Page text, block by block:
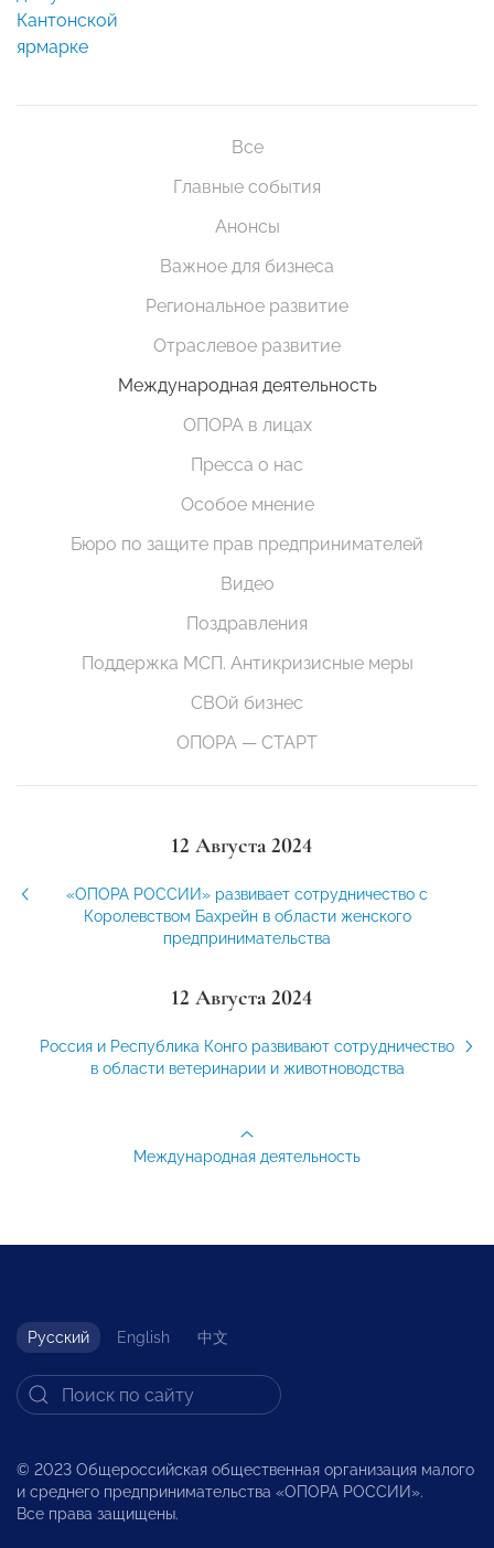
Кантонской
ярмарке
Все
Главные события
Анонсы
Важное для бизнеса
Региональное развитие
Отраслевое развитие
Международная деятельность
ОПОРА в лицах
Пресса о нас
Особое мнение
Бюро по защите прав предпринимателей
Видео
Поздравления
Поддержка МСП. Антикризисные меры
СВОй бизнес
ОПОРА — СТАРТ
12 Августа 2024
«ОПОРА РОССИИ» развивает сотрудничество с
Королевством Бахрейн в области женского
предпринимательства
12 Августа 2024
Россия и Республика Конго развивают сотрудничество
в области ветеринарии и животноводства
Международная деятельность
Русский English 中文
© 2023 Общероссийская общественная организация малого
и среднего предпринимательства «ОПОРА РОССИИ».
Все права защищены.